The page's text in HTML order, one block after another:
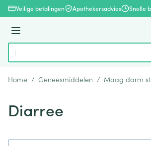
Ga naar de inhoud
Veilige betalingen Apothekersadvies Snelle
Menu
Product, merk, categorie...
Home / Geneesmiddelen / Maag darm
Diarree